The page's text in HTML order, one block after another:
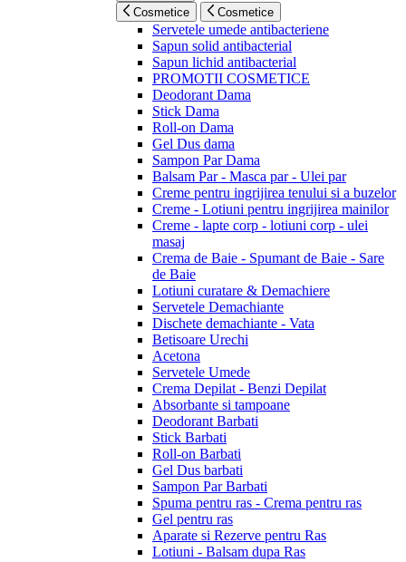
Cosmetice Cosmetice
Servetele umede antibacteriene
Sapun solid antibacterial
Sapun lichid antibacterial
PROMOTII COSMETICE
Deodorant Dama
Stick Dama
Roll-on Dama
Gel Dus dama
Sampon Par Dama
Balsam Par - Masca par - Ulei par
Creme pentru ingrijirea tenului si a buzelor
Creme - Lotiuni pentru ingrijirea mainilor
Creme - lapte corp - lotiuni corp - ulei
masaj
Crema de Baie - Spumant de Baie - Sare
de Baie
Lotiuni curatare & Demachiere
Servetele Demachiante
Dischete demachiante - Vata
Betisoare Urechi
Acetona
Servetele Umede
Crema Depilat - Benzi Depilat
Absorbante si tampoane
Deodorant Barbati
Stick Barbati
Roll-on Barbati
Gel Dus barbati
Sampon Par Barbati
Spuma pentru ras - Crema pentru ras
Gel pentru ras
Aparate si Rezerve pentru Ras
Lotiuni - Balsam dupa Ras